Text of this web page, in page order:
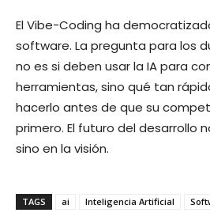
El Vibe-Coding ha
software. La pregunta para los
no es si deben usar la IA para
herramientas, sino qué tan
hacerlo antes de que su
primero. El futuro del desarrollo
sino en la visión.
TAGS ai Inteligencia Artificial